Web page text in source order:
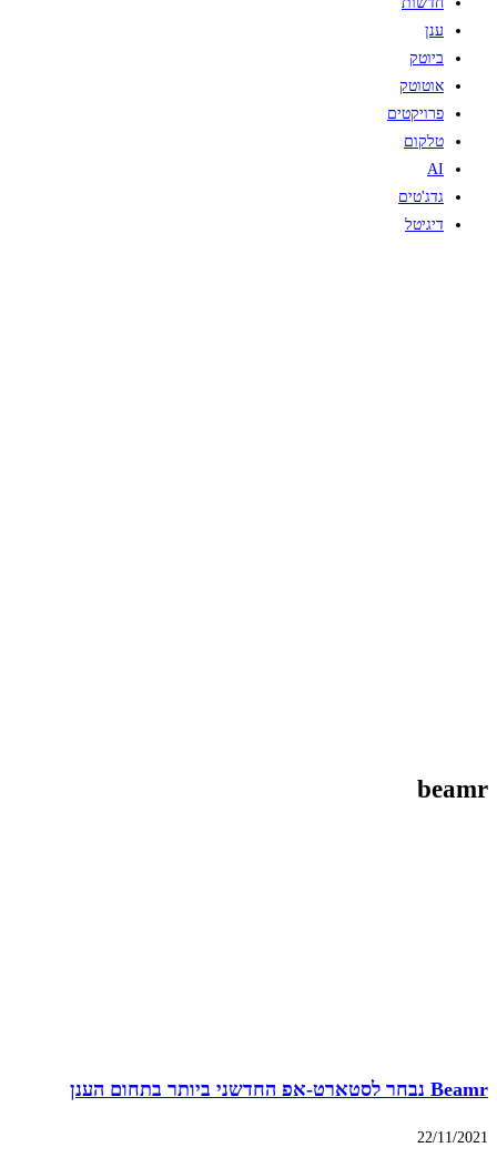
ענן
ביוטק
אוטוטק
פרויקטים
טלקום
AI
גדג'טים
דיגיטל
beamr
Beamr נבחר לסטארט-אפ החדשני ביותר בתחום הענן
22/11/2021